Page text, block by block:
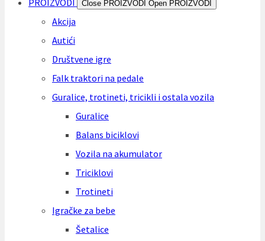
PROIZVODI Close PROIZVODI Open PROIZVODI
Akcija
Autići
Društvene igre
Falk traktori na pedale
Guralice, trotineti, tricikli i ostala vozila
Guralice
Balans biciklovi
Vozila na akumulator
Triciklovi
Trotineti
Igračke za bebe
Šetalice